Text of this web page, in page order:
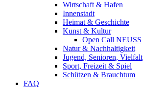
Wirtschaft & Hafen
Innenstadt
Heimat & Geschichte
Kunst & Kultur
Open Call NEUSS
Natur & Nachhaltigkeit
Jugend, Senioren, Vielfalt
Sport, Freizeit & Spiel
Schützen & Brauchtum
FAQ